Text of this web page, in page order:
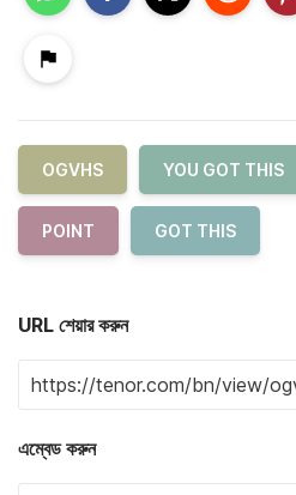
OGVHS YOU GOT THIS
POINT GOT THIS
URL শেয়ার করুন
এম্বেড করুন